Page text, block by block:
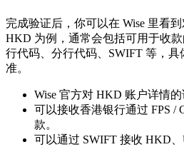
完成验证后，你可以在 Wise 里看
HKD 为例，通常会包括可用于收
行代码、分行代码、SWIFT 等，具
准。
Wise 官方对 HKD 账户详情的
可以接收香港银行通过 FPS /
款。
可以通过 SWIFT 接收 HKD、